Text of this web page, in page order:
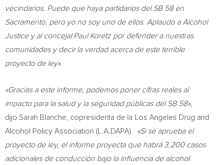
vecindarios. Puede que haya partidarios del SB 58 en
Sacramento, pero yo no soy uno de ellos. Aplaudo a Alcohol
Justice y al concejalPaul Koretzpor defender a nuestras
comunidades y decir la verdad acerca de este terrible
proyecto de ley».
«Gracias a este informe, podemos poner cifras reales al
impacto para la salud y la seguridad públicas del SB 58»,
dijo Sarah Blanche, copresidenta de la Los Angeles Drug and
Alcohol Policy Association (L.A.DAPA).
«Si se aprueba el
proyecto de ley, el informe proyecta que habrá 3,200 casos
adicionales de conducción bajo la influencia de alcohol